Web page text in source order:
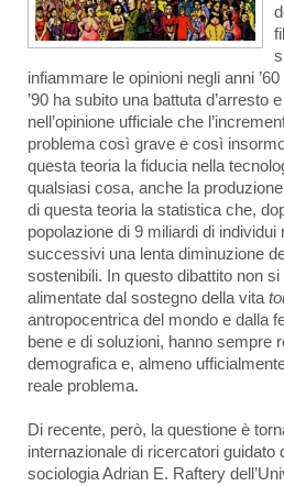
infiammare le opinioni negli anni
’90 ha subito una battuta
nell’opinione ufficiale che
problema così grave e così
questa teoria la fiducia nella
qualsiasi cosa, anche la
di questa teoria la statistica che,
popolazione di 9 miliardi di
successivi una lenta diminuzione
sostenibili. In questo dibattito non
alimentate dal sostegno della vita
antropocentrica del mondo e dalla
bene e di soluzioni, hanno sempre
demografica e, almeno
reale problema.
Di recente, però, la questione è
internazionale di ricercatori
sociologia Adrian E. Raftery